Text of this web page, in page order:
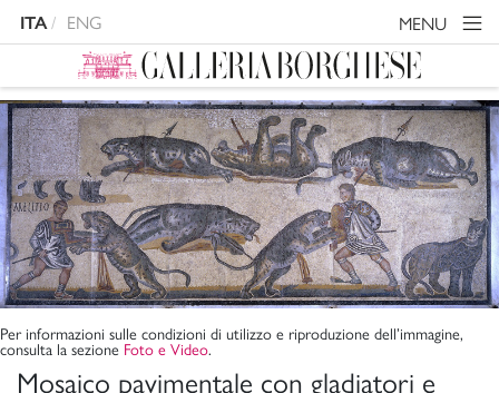
ITA ENG MENU
Mosaico pavimentale con gladiatori e
Per informazioni sulle condizioni di utilizzo e riproduzione dell’immagine,
consulta la sezione Foto e Video.